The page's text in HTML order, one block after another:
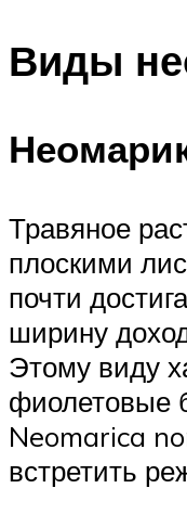
Виды
Травяное
плоскими
почти
ширину
Этому виду
фиолетовые
Neomarica
встретить